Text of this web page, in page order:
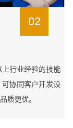
02
行业经验的技能
协同客户开发设
质更优。